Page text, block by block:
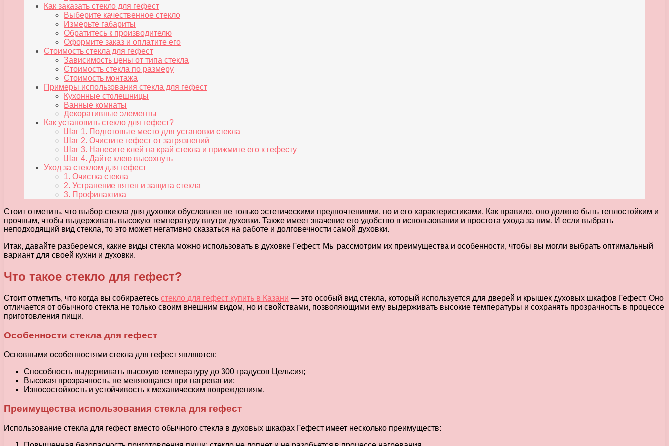
Как заказать стекло для гефест
Выберите качественное стекло
Измерьте габариты
Обратитесь к производителю
Оформите заказ и оплатите его
Стоимость стекла для гефест
Зависимость цены от типа стекла
Стоимость стекла по размеру
Стоимость монтажа
Примеры использования стекла для гефест
Кухонные столешницы
Ванные комнаты
Декоративные элементы
Как установить стекло для гефест?
Шаг 1. Подготовьте место для установки стекла
Шаг 2. Очистите гефест от загрязнений
Шаг 3. Нанесите клей на край стекла и прижмите его к гефесту
Шаг 4. Дайте клею высохнуть
Уход за стеклом для гефест
1. Очистка стекла
2. Устранение пятен и защита стекла
3. Профилактика
Стоит отметить, что выбор стекла для духовки обусловлен не только эстетическими предпочтениями, но и его характеристиками. Как правило, оно должно быть теплостойким и
прочным, чтобы выдерживать высокую температуру внутри духовки. Также имеет значение его удобство в использовании и простота ухода за ним. И если выбрать
неподходящий вид стекла, то это может негативно сказаться на работе и долговечности самой духовки.
Итак, давайте разберемся, какие виды стекла можно использовать в духовке Гефест. Мы рассмотрим их преимущества и особенности, чтобы вы могли выбрать оптимальный
вариант для своей кухни и духовки.
Что такое стекло для гефест?
Стоит отметить, что когда вы собираетесь стекло для гефест купить в Казани — это особый вид стекла, который используется для дверей и крышек духовых шкафов Гефест. Оно
отличается от обычного стекла не только своим внешним видом, но и свойствами, позволяющими ему выдерживать высокие температуры и сохранять прозрачность в процессе
приготовления пищи.
Особенности стекла для гефест
Основными особенностями стекла для гефест являются:
Способность выдерживать высокую температуру до 300 градусов Цельсия;
Высокая прозрачность, не меняющаяся при нагревании;
Износостойкость и устойчивость к механическим повреждениям.
Преимущества использования стекла для гефест
Использование стекла для гефест вместо обычного стекла в духовых шкафах Гефест имеет несколько преимуществ: